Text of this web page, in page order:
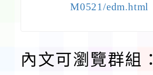
M0521/edm.html
內文可瀏覽群組：